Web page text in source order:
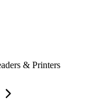
& Printers